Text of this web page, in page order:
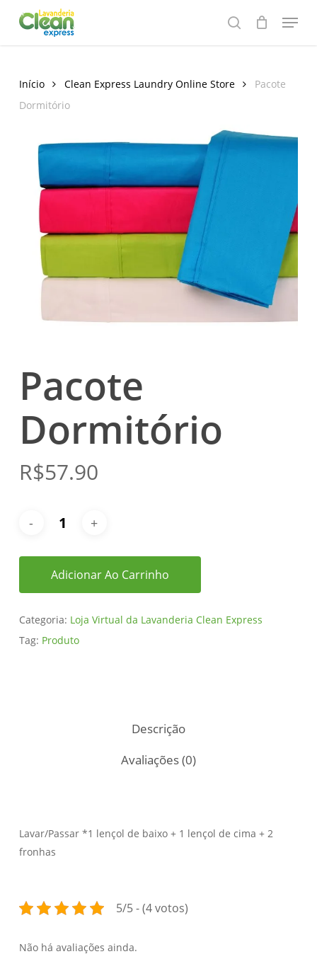
search
Menu
Início Clean Express Laundry Online Store
Pacote
Dormitório
Pacote
Dormitório
R$57.90
Adicionar Ao Carrinho
Categoria: Loja Virtual da Lavanderia Clean Express
Tag: Produto
Descrição
Avaliações (0)
Lavar/Passar *1 lençol de baixo + 1 lençol de cima + 2
fronhas
5/5 - (4 votos)
Não há avaliações ainda.